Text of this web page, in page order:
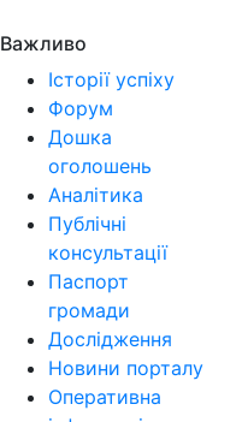
Важливо
Історії успіху
Форум
Дошка
оголошень
Аналітика
Публічні
консультації
Паспорт
громади
Дослідження
Новини порталу
Оперативна